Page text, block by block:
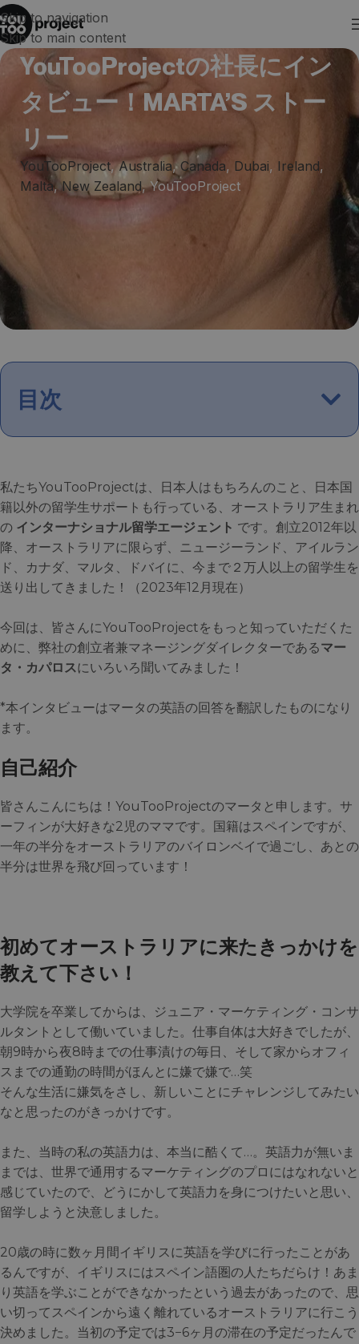
Skip to navigation
Skip to main content
YouTooProjectの社長にイン
タビュー！MARTA’S ストー
リー
YouTooProject,Australia, Canada, Dubai, Ireland,
Malta,New Zealand,YouTooProject
目次
私たちYouTooProjectは、日本人はもちろんのこと、日本国
籍以外の留学生サポートも行っている、オーストラリア生まれ
の インターナショナル留学エージェント です。創立2012年以
降、オーストラリアに限らず、ニュージーランド、アイルラン
ド、カナダ、マルタ、ドバイに、今まで２万人以上の留学生を
送り出してきました！（2023年12月現在）
今回は、皆さんにYouTooProjectをもっと知っていただくた
めに、弊社の創立者兼マネージングダイレクターであるマー
タ・カパロスにいろいろ聞いてみました！
*本インタビューはマータの英語の回答を翻訳したものになり
ます。
自己紹介
皆さんこんにちは！YouTooProjectのマータと申します。サ
ーフィンが大好きな2児のママです。国籍はスペインですが、
一年の半分をオーストラリアのバイロンベイで過ごし、あとの
半分は世界を飛び回っています！
初めてオーストラリアに来たきっかけを
教えて下さい！
大学院を卒業してからは、ジュニア・マーケティング・コンサ
ルタントとして働いていました。仕事自体は大好きでしたが、
朝9時から夜8時までの仕事漬けの毎日、そして家からオフィ
スまでの通勤の時間がほんとに嫌で嫌で…笑
そんな生活に嫌気をさし、新しいことにチャレンジしてみたい
なと思ったのがきっかけです。
また、当時の私の英語力は、本当に酷くて…。英語力が無いま
までは、世界で通用するマーケティングのプロにはなれないと
感じていたので、どうにかして英語力を身につけたいと思い、
留学しようと決意しました。
20歳の時に数ヶ月間イギリスに英語を学びに行ったことがあ
るんですが、イギリスにはスペイン語圏の人たちだらけ！あま
り英語を学ぶことができなかったという過去があったので、思
い切ってスペインから遠く離れているオーストラリアに行こう
決めました。当初の予定では3−6ヶ月の滞在の予定だったんで